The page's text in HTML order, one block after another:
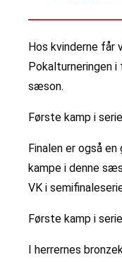
Hos kvinderne får
Pokalturneringen
sæson.
Første kamp i
Finalen er også
kampe i denne
VK i
Første kamp i
I herrernes